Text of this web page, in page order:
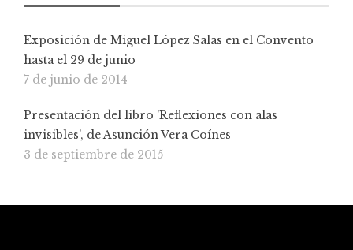
Exposición de Miguel López Salas en el Convento
hasta el 29 de junio
7 de junio de 2014
Presentación del libro 'Reflexiones con alas
invisibles', de Asunción Vera Coínes
3 de septiembre de 2015